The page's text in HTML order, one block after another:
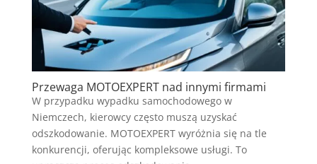
Przewaga MOTOEXPERT nad innymi firmami
W przypadku wypadku samochodowego w
Niemczech, kierowcy często muszą uzyskać
odszkodowanie. MOTOEXPERT wyróżnia się na tle
konkurencji, oferując kompleksowe usługi. To